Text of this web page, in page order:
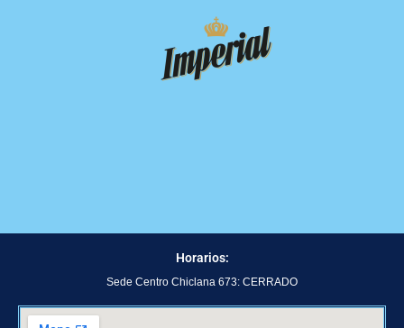
Horarios:
Sede Centro Chiclana 673: CERRADO